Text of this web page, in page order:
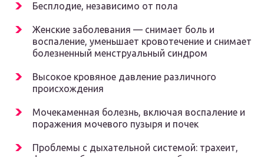
Бесплодие, независимо от пола
Женские заболевания — снимает боль и
воспаление, уменьшает кровотечение и снимает
болезненный менструальный синдром
Высокое кровяное давление различного
происхождения
Мочекаменная болезнь, включая воспаление и
поражения мочевого пузыря и почек
Проблемы с дыхательной системой: трахеит,